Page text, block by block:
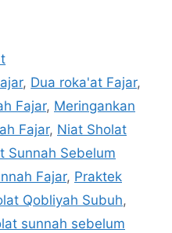
, Dua roka'at Fajar,
Fajar, Meringankan
Fajar, Niat Sholat
Sunnah Sebelum
Fajar, Praktek
Qobliyah Subuh,
sunnah sebelum